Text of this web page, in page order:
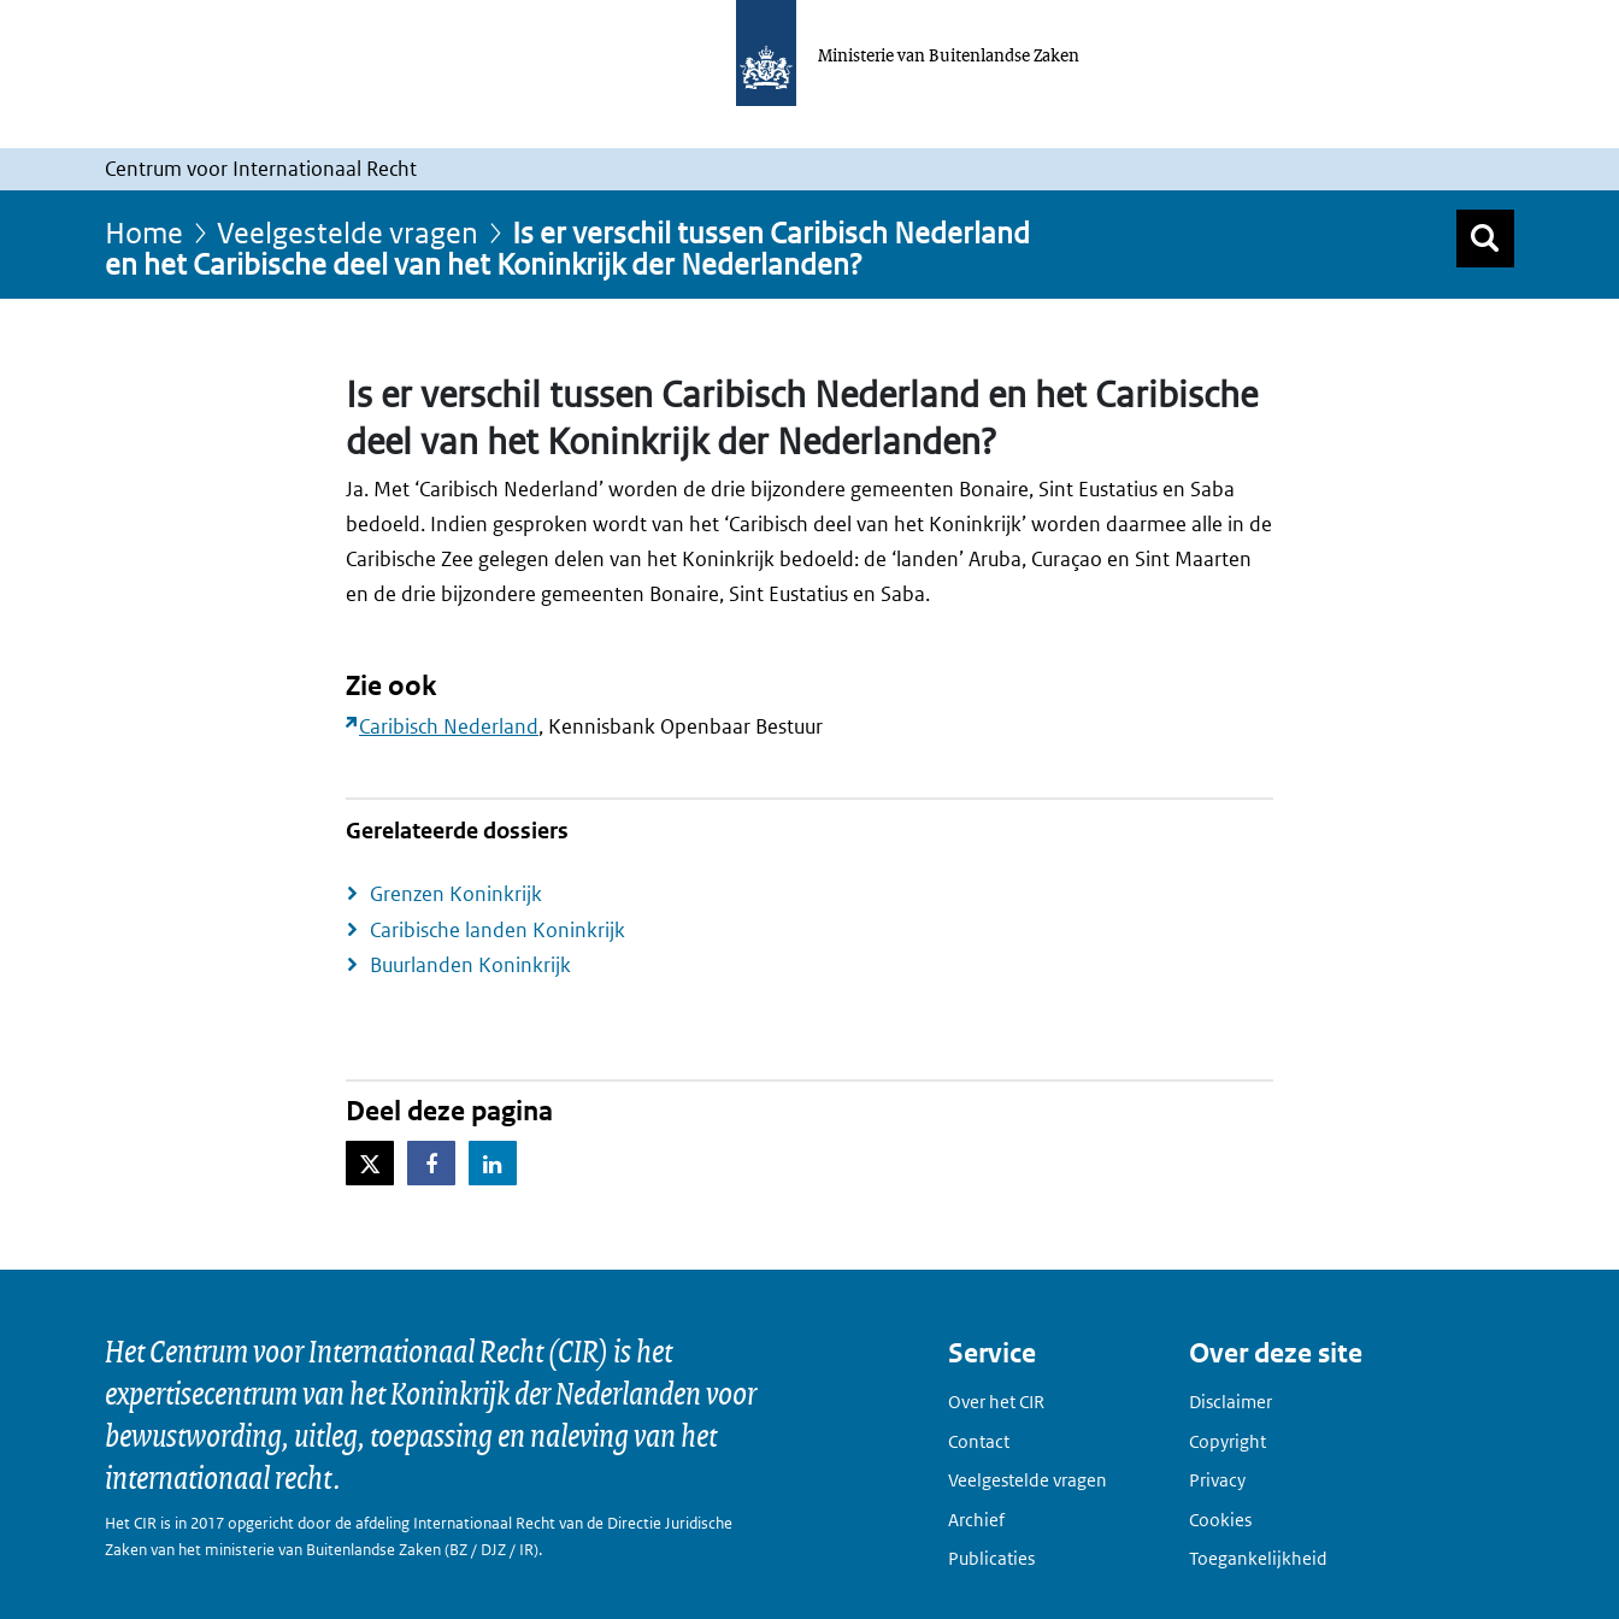
Ministerie van Buitenlandse Zaken
Centrum voor Internationaal Recht
Home Veelgestelde vragen
Is er verschil tussen Caribisch Nederland
en het Caribische deel van het Koninkrijk der Nederlanden?
Is er verschil tussen Caribisch Nederland en het Caribische
deel van het Koninkrijk der Nederlanden?
Ja. Met ‘Caribisch Nederland’ worden de drie bijzondere gemeenten Bonaire, Sint Eustatius en Saba
bedoeld. Indien gesproken wordt van het ‘Caribisch deel van het Koninkrijk’ worden daarmee alle in de
Caribische Zee gelegen delen van het Koninkrijk bedoeld: de ‘landen’ Aruba, Curaçao en Sint Maarten
en de drie bijzondere gemeenten Bonaire, Sint Eustatius en Saba.
Zie ook
Caribisch Nederland, Kennisbank Openbaar Bestuur
Gerelateerde dossiers
Grenzen Koninkrijk
Caribische landen Koninkrijk
Buurlanden Koninkrijk
Deel deze pagina
X-TwitterFacebookLinkedIn
Het Centrum voor Internationaal Recht (CIR) is het
expertisecentrum van het Koninkrijk der Nederlanden voor
bewustwording, uitleg, toepassing en naleving van het
internationaal recht.
Het CIR is in 2017 opgericht door de afdeling Internationaal Recht van de Directie Juridische
Zaken van het ministerie van Buitenlandse Zaken (BZ / DJZ / IR).
Service
Over het CIR
Contact
Veelgestelde vragen
Archief
Publicaties
Over deze site
Disclaimer
Copyright
Privacy
Cookies
Toegankelijkheid